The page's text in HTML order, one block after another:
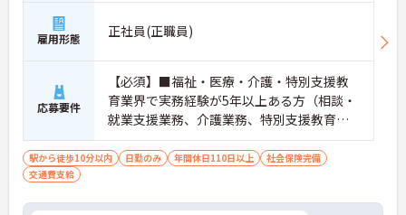
雇用形態 正社員(正職員)
応募要件
【必須】■福祉・医療・介護・特別支援教
育業界で実務経験が5年以上ある方（相談・
就業支援業務、介護業務、特別支援教育な
ど）■児童発達支援管理責任者研修受講者
駅から徒歩10分以内 日勤のみ 年間休日110日以上
社会保険完備
交通費支給